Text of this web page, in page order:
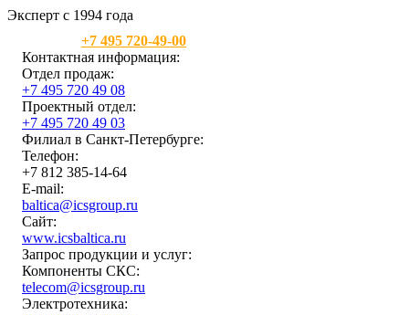
Эксперт с 1994 года
+7 495 720-49-00
Контактная информация:
Отдел продаж:
+7 495 720 49 08
Проектный отдел:
+7 495 720 49 03
Филиал в Санкт-Петербурге:
Телефон:
+7 812 385-14-64
E-mail:
baltica@icsgroup.ru
Сайт:
www.icsbaltica.ru
Запрос продукции и услуг:
Компоненты СКС:
telecom@icsgroup.ru
Электротехника: